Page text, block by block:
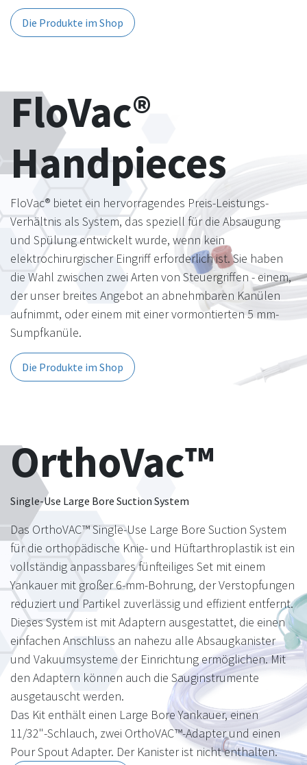
Die Produkte im Shop
FloVac®
Handpieces
FloVac® bietet ein hervorragendes Preis-Leistungs-
Verhältnis als System, das speziell für die Absaugung
und Spülung entwickelt wurde, wenn kein
elektrochirurgischer Eingriff erforderlich ist. Sie haben
die Wahl zwischen zwei Arten von Steuergriffen - einem,
der unser breites Angebot an abnehmbaren Kanülen
aufnimmt, oder einem mit einer vormontierten 5 mm-
Sumpfkanüle.
Die Produkte im Shop
OrthoVac™
Single-Use Large Bore Suction System
Das OrthoVAC™ Single-Use Large Bore Suction System
für die orthopädische Knie- und Hüftarthroplastik ist ein
vollständig anpassbares fünfteiliges Set mit einem
Yankauer mit großer 6-mm-Bohrung, der Verstopfungen
reduziert und Partikel zuverlässig und effizient entfernt.
Dieses System ist mit Adaptern ausgestattet, die einen
einfachen Anschluss an nahezu alle Absaugkanister
und Vakuumsysteme der Einrichtung ermöglichen. Mit
den Adaptern können auch die Sauginstrumente
ausgetauscht werden.
Das Kit enthält einen Large Bore Yankauer, einen
11/32"-Schlauch, zwei OrthoVAC™-Adapter und einen
Pour Spout Adapter. Der Kanister ist nicht enthalten.